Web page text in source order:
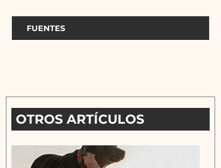
FUENTES
OTROS ARTÍCULOS